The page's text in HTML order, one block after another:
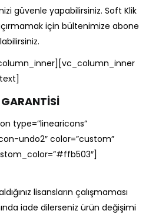
güvenle yapabilirsiniz. Soft Klik
için bültenimize abone
type=”linearicons”
undo2″ color=”custom”
lisansların çalışmaması
iade dilerseniz ürün değişimi